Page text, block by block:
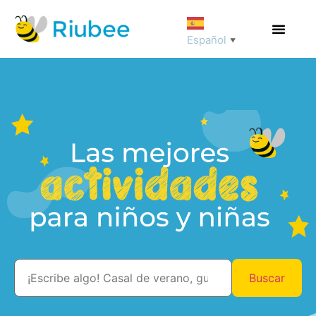
Español ▼
Buscar